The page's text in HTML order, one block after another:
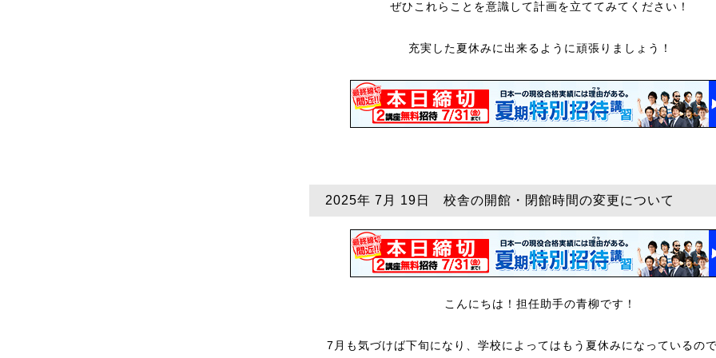
ぜひこれらことを意識して計画を立ててみてください！
充実した夏休みに出来るように頑張りましょう！
2025年 7月 19日 校舎の開館・閉館時間の変更について
こんにちは！担任助手の青柳です！
7月も気づけば下旬になり、学校によってはもう夏休みになっているの